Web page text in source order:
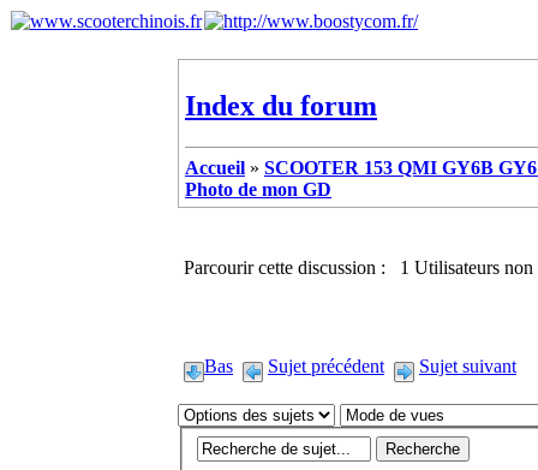
Index du forum
Accueil » SCOOTER 153 QMI GY6B
Photo de mon GD
Parcourir cette discussion : 1 Utilisateurs non
Bas Sujet précédent Sujet suivant